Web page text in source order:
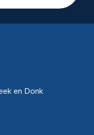
en Donk